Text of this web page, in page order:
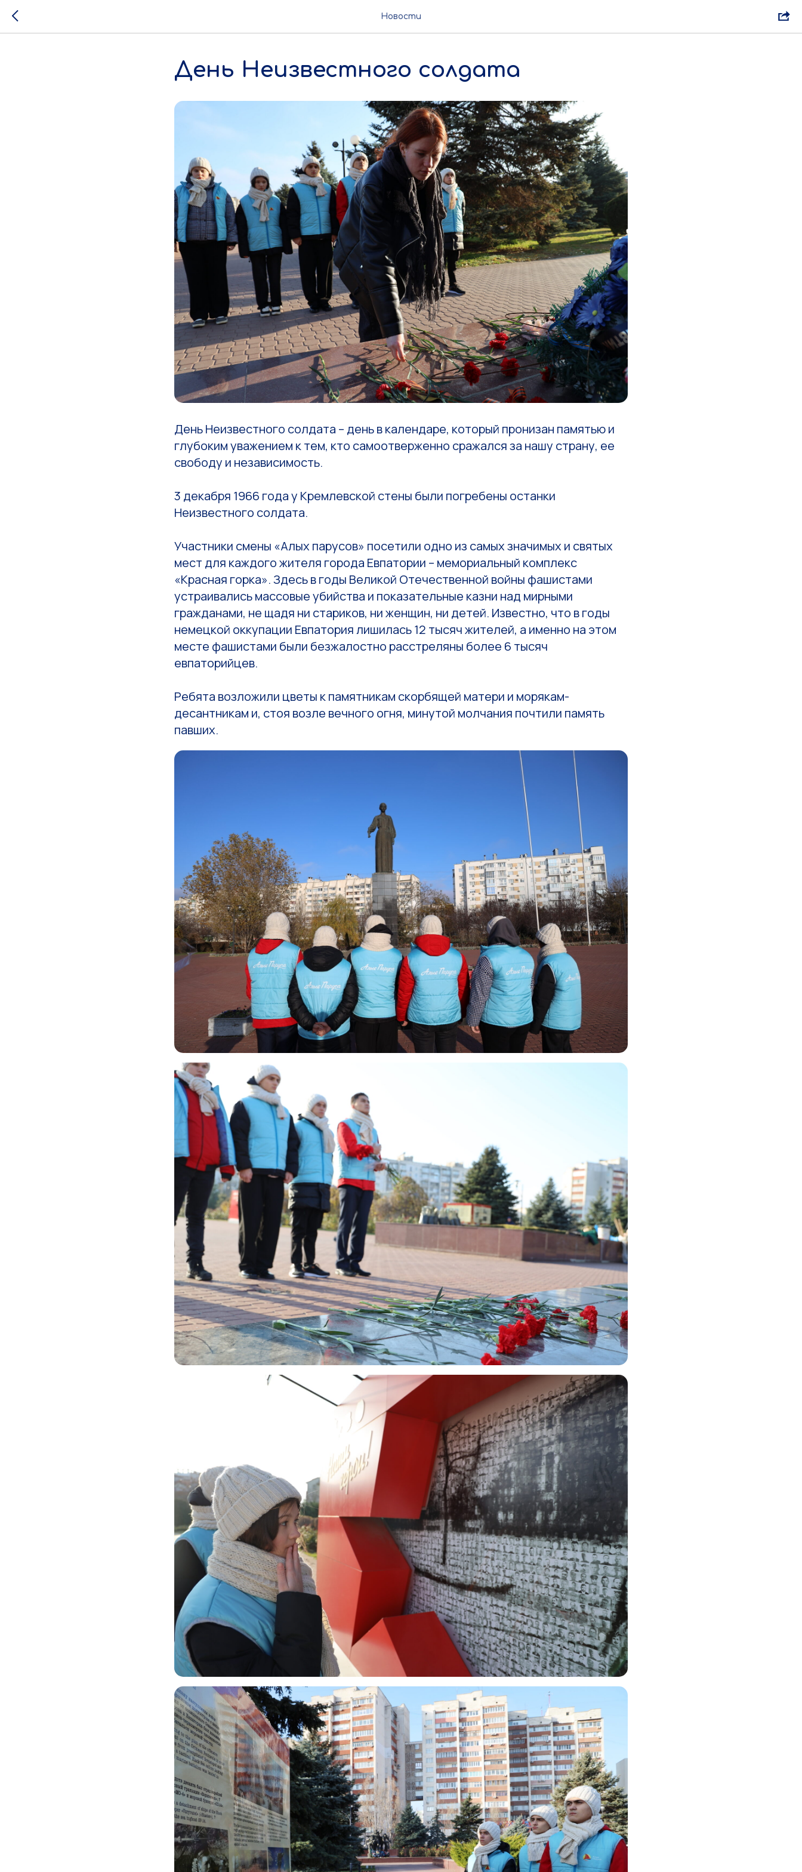
Новости
День Неизвестного солдата
День Неизвестного солдата – день в календаре, который пронизан памятью и
глубоким уважением к тем, кто самоотверженно сражался за нашу страну, ее
свободу и независимость.
3 декабря 1966 года у Кремлевской стены были погребены останки
Неизвестного солдата.
Участники смены «Алых парусов» посетили одно из самых значимых и святых
мест для каждого жителя города Евпатории – мемориальный комплекс
«Красная горка». Здесь в годы Великой Отечественной войны фашистами
устраивались массовые убийства и показательные казни над мирными
гражданами, не щадя ни стариков, ни женщин, ни детей. Известно, что в годы
немецкой оккупации Евпатория лишилась 12 тысяч жителей, а именно на этом
месте фашистами были безжалостно расстреляны более 6 тысяч
евпаторийцев.
Ребята возложили цветы к памятникам скорбящей матери и морякам-
десантникам и, стоя возле вечного огня, минутой молчания почтили память
павших.